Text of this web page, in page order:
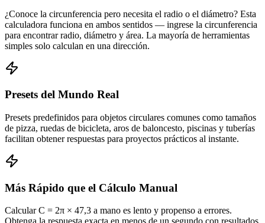
¿Conoce la circunferencia pero necesita el radio o el diámetro? Esta
calculadora funciona en ambos sentidos — ingrese la circunferencia
para encontrar radio, diámetro y área. La mayoría de herramientas
simples solo calculan en una dirección.
Presets del Mundo Real
Presets predefinidos para objetos circulares comunes como tamaños
de pizza, ruedas de bicicleta, aros de baloncesto, piscinas y tuberías
facilitan obtener respuestas para proyectos prácticos al instante.
Más Rápido que el Cálculo Manual
Calcular C = 2π × 47,3 a mano es lento y propenso a errores.